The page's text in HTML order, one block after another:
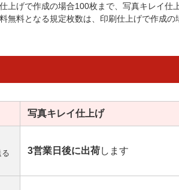
上げで作成の場合100枚まで、写真キレイ仕
無料となる規定枚数は、印刷仕上げで作成
写真キレイ仕上げ
3営業日後に出荷します